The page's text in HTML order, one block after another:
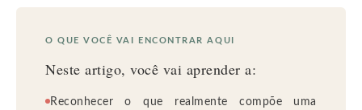
O QUE VOCÊ VAI ENCONTRAR AQUI
Neste artigo, você vai aprender a:
Reconhecer o que realmente compõe uma